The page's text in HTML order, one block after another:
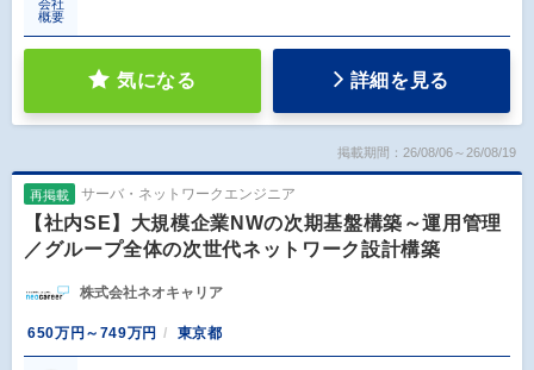
会社
概要
気になる 詳細を見る
掲載期間：26/08/06～26/08/19
再掲載 サーバ・ネットワークエンジニア
【社内SE】大規模企業NWの次期基盤構築～運用管理
／グループ全体の次世代ネットワーク設計構築
株式会社ネオキャリア
650万円～749万円 東京都